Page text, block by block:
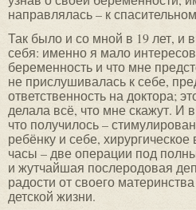
направлялась – к
Так было и со мной в 19 лет, и
себя: именно я мало
беременность и что мне
не прислушивалась к себе,
ответственность на доктора;
делала всё, что мне скажут. И
что получилось –
ребёнку и себе,
часы – две операции под
и жутчайшая послеродовая
радости от своего
детской жизни.